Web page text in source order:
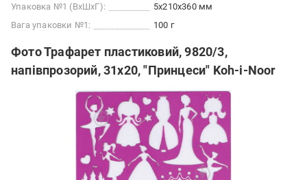
Упаковка №1 (ВхШхГ):
5x210x360 мм
Вага упаковки №1:
100 г
Фото Трафарет пластиковий, 9820/3,
напівпрозорий, 31х20, "Принцеси" Koh-i-Noor